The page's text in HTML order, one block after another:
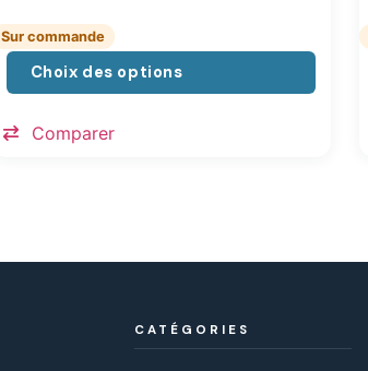
Sur commande
Choix des options
Comparer
CATÉGORIES